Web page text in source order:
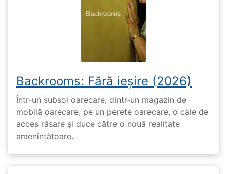
Backrooms: Fără ieșire (2026)
Într-un subsol oarecare, dintr-un magazin de
mobilă oarecare, pe un perete oarecare, o cale de
acces răsare și duce către o nouă realitate
amenințătoare.